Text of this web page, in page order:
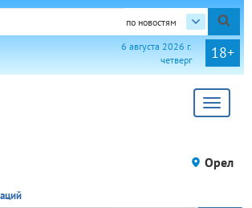
по новостям
18+
6 августа 2026 г.
четверг
Toggle
Орел